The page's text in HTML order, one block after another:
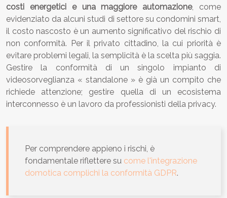
costi energetici e una maggiore automazione, come
evidenziato da alcuni studi di settore su condomini smart,
il costo nascosto è un aumento significativo del rischio di
non conformità. Per il privato cittadino, la cui priorità è
evitare problemi legali, la semplicità è la scelta più saggia.
Gestire la conformità di un singolo impianto di
videosorveglianza « standalone » è già un compito che
richiede attenzione; gestire quella di un ecosistema
interconnesso è un lavoro da professionisti della privacy.
Per comprendere appieno i rischi, è
fondamentale riflettere su come l'integrazione
domotica complichi la conformità GDPR.